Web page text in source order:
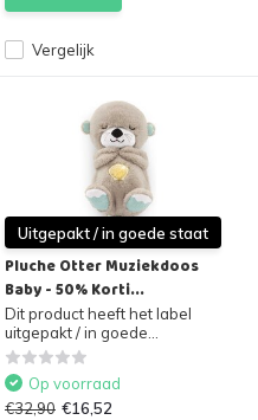
Vergelijk
Uitgepakt / in goede staat
Pluche Otter Muziekdoos
Baby - 50% Korti...
Dit product heeft het label
uitgepakt / in goede...
Op voorraad
€32,90 €16,52